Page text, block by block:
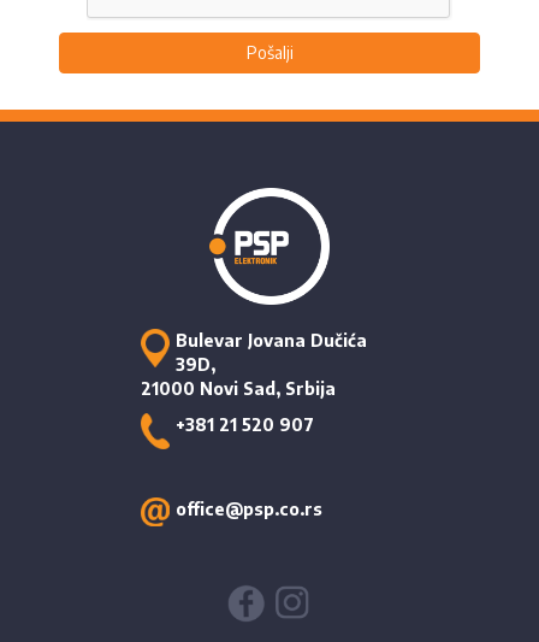
Pošalji
Bulevar Jovana Dučića
39D,
21000 Novi Sad, Srbija
+381 21 520 907
office@psp.co.rs